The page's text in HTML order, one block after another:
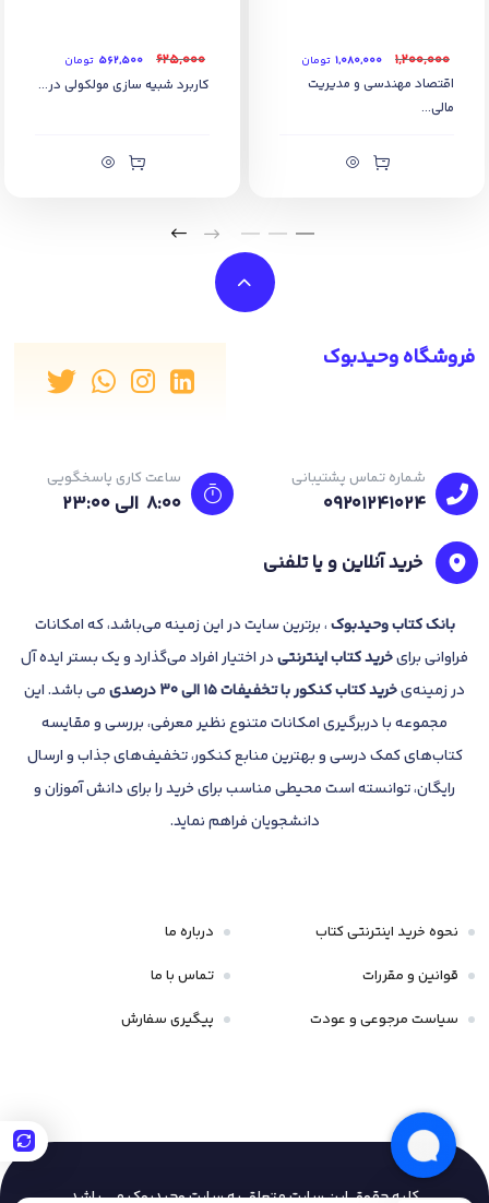
۱,۲۰۰,۰۰۰ ۱,۰۸۰,۰۰۰ تومان
اقتصاد مهندسی و مدیریت
مالی...
۶۲۵,۰۰۰ ۵۶۲,۵۰۰ تومان
کاربرد شبیه سازی مولکولی در...
فروشگاه وحیدبوک
شماره تماس پشتیبانی
09201241024
ساعت کاری پاسخگویی
8:00 الی 23:۰۰
خرید آنلاین و یا تلفنی
بانککتاب وحیدبوک، برترین سایت در این زمینه می‌باشد، که امکانات
فراوانی برایخرید کتاباینترنتیدر اختیار افراد می‌گذارد و یک بستر ایده آل
در زمینه‌یخرید کتاب کنکور با تخفیفات 15 الی 30 درصدی
می باشد. این
مجموعه با دربرگیری امکانات متنوع نظیر معرفی، بررسی و مقایسه
کتاب‌های کمک درسی و بهترین منابع کنکور، تخفیف‌های جذاب و ارسال
رایگان، توانسته است محیطی مناسب برای خرید را برای دانش آموزان و
دانشجویان فراهم نماید.
نحوه خرید اینترنتی کتاب
قوانین و مقررات
سیاست مرجوعی و عودت
درباره ما
تماس با ما
پیگیری سفارش
کلیه حقوق این سایت متعلق به سایت وحیدبوکمی باشد